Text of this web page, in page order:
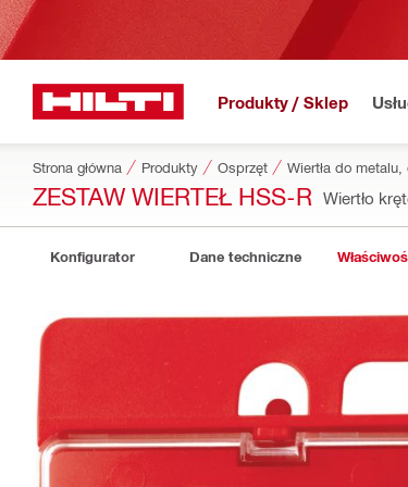
Produkty / Sklep
Strona główna Produkty Osprzęt Wiertła do
ZESTAW WIERTEŁ HSS-R Wiertło
Konfigurator Dane techniczne